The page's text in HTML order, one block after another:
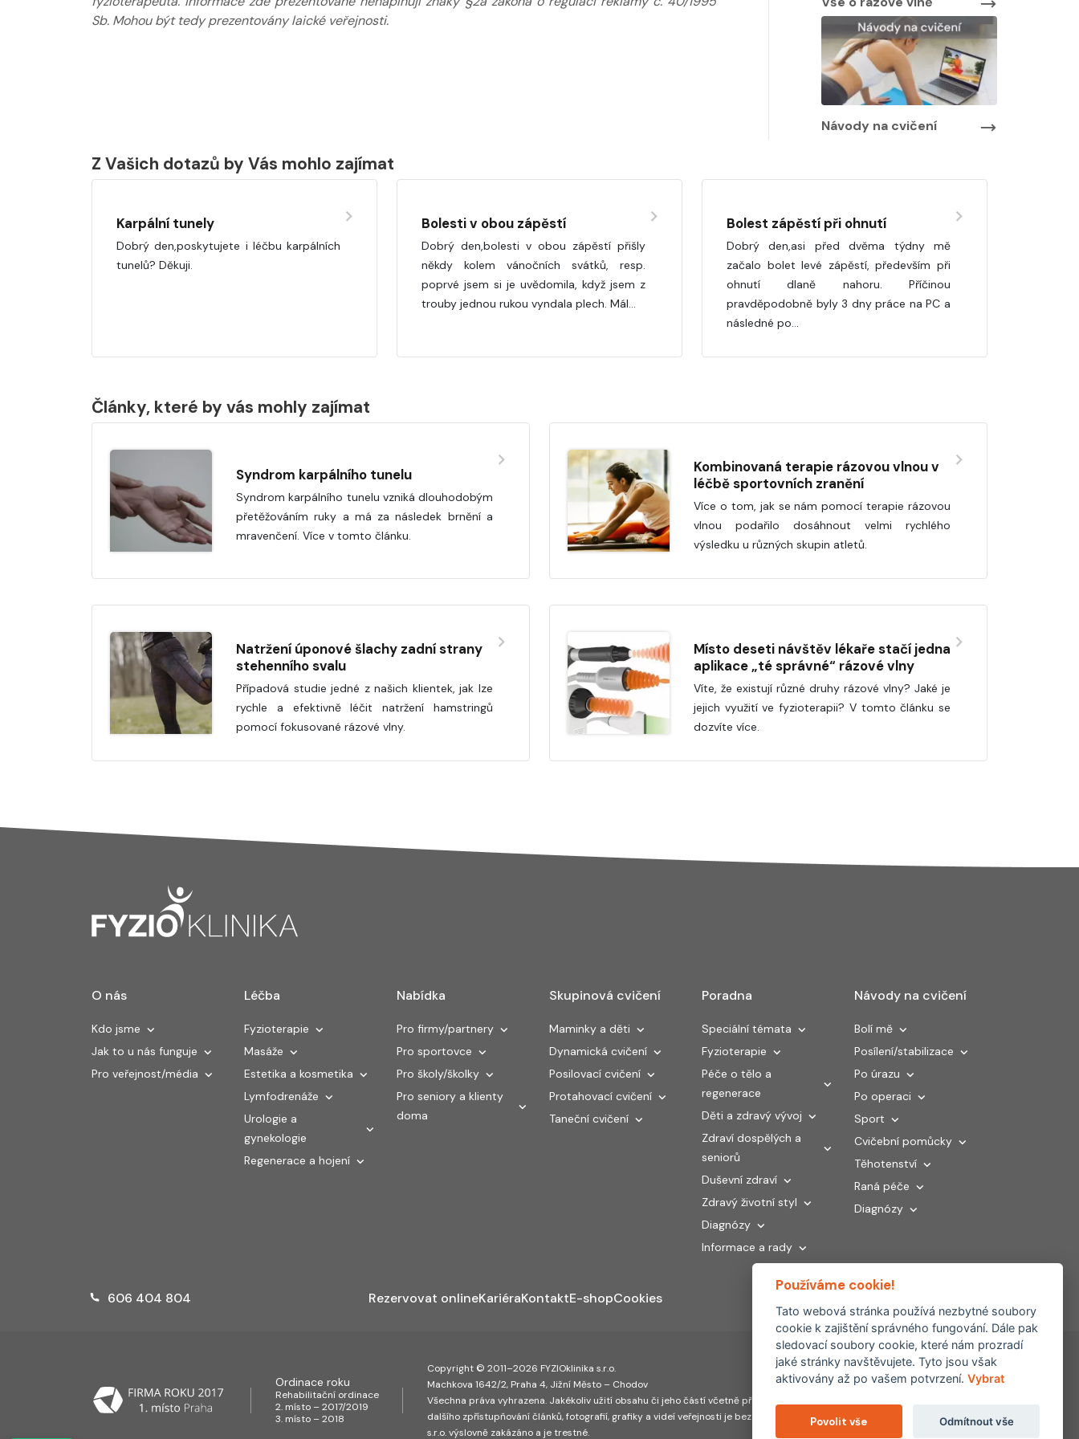
Sb. Mohou být tedy prezentovány laické veřejnosti.
Návody na cvičení
Z Vašich dotazů by Vás mohlo zajímat
Karpální tunely
Dobrý den,poskytujete i léčbu karpálních
tunelů? Děkuji.
Bolesti v obou zápěstí
Dobrý den,bolesti v obou zápěstí přišly
někdy kolem vánočních svátků, resp.
poprvé jsem si je uvědomila, když jsem z
trouby jednou rukou vyndala plech. Mál…
Bolest zápěstí při ohnutí
Dobrý den,asi před dvěma týdny mě
začalo bolet levé zápěstí, především při
ohnutí dlaně nahoru. Příčinou
pravděpodobně byly 3 dny práce na PC a
následné po…
Články, které by vás mohly zajímat
Syndrom karpálního tunelu
Syndrom karpálního tunelu vzniká dlouhodobým
přetěžováním ruky a má za následek brnění a
mravenčení. Více v tomto článku.
Kombinovaná terapie rázovou vlnou v
léčbě sportovních zranění
Více o tom, jak se nám pomocí terapie rázovou
vlnou podařilo dosáhnout velmi rychlého
výsledku u různých skupin atletů.
Natržení úponové šlachy zadní strany
stehenního svalu
Případová studie jedné z našich klientek, jak lze
rychle a efektivně léčit natržení hamstringů
pomocí fokusované rázové vlny.
Místo deseti návštěv lékaře stačí jedna
aplikace „té správné“ rázové vlny
Víte, že existují různé druhy rázové vlny? Jaké je
jejich využití ve fyzioterapii? V tomto článku se
dozvíte více.
O nás
Kdo jsme
Jak to u nás funguje
Pro veřejnost/média
Léčba
Fyzioterapie
Masáže
Estetika a kosmetika
Lymfodrenáže
Urologie a
gynekologie
Regenerace a hojení
Nabídka
Pro firmy/partnery
Pro sportovce
Pro školy/školky
Pro seniory a klienty
doma
Skupinová cvičení
Maminky a děti
Dynamická cvičení
Posilovací cvičení
Protahovací cvičení
Taneční cvičení
Poradna
Speciální témata
Fyzioterapie
Péče o tělo a
regenerace
Děti a zdravý vývoj
Zdraví dospělých a
seniorů
Duševní zdraví
Zdravý životní styl
Diagnózy
Informace a rady
Návody na cvičení
Bolí mě
Posílení/stabilizace
Po úrazu
Po operaci
Sport
Cvičební pomůcky
Těhotenství
Raná péče
Diagnózy
606 404 804 Rezervovat onlineKariéraKontaktE-shopCookies
Ordinace roku
Rehabilitační ordinace
2. místo – 2017/2019
3. místo – 2018
Copyright © 2011–2026 FYZIOklinika s.r.o.
Machkova 1642/2, Praha 4, Jižní Město – Chodov
Všechna práva vyhrazena. Jakékoliv užití obsahu či jeho částí včetně převzetí, šíření či
dalšího zpřístupňování článků, fotografií, grafiky a videí veřejnosti je bez souhlasu FYZIOklinika
s.r.o. výslovně zakázáno a je trestné.
Partnerské
weby:
Používáme cookie!
Tato webová stránka používá nezbytné soubory
cookie k zajištění správného fungování. Dále pak
sledovací soubory cookie, které nám prozradí
jaké stránky navštěvujete. Tyto jsou však
aktivovány až po vašem potvrzení. Vybrat
Povolit vše Odmítnout vše